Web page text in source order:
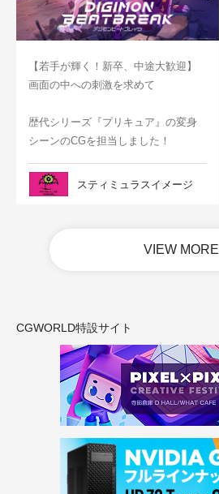
【若手が輝く！新卒、中途大歓迎】
画面の中への刺激を求めて
歴代シリーズ『プリキュア』の変身
シーンのCGを担当しました！
スティミュラスイメージ
VIEW MORE
CGWORLD特設サイト